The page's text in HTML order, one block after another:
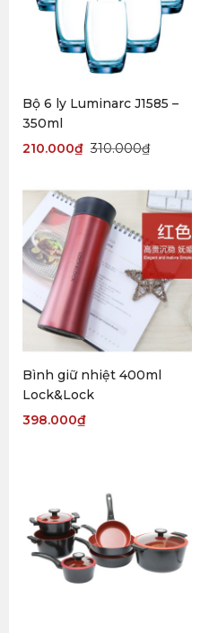
Bộ 6 ly Luminarc J1585 –
350ml
310.000₫
210.000₫
Bình giữ nhiệt 400ml
Lock&Lock
398.000₫